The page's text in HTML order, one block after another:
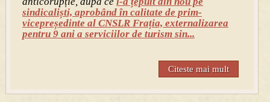
sindicaliști, aprobând în calitate de prim-
vicepreședinte al CNSLR Frația, externalizarea
pentru 9 ani a serviciilor de turism sin...
Citeste mai mult